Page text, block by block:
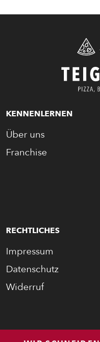
KENNENLERNEN
Über uns
Franchise
RECHTLICHES
Impressum
Datenschutz
Widerruf